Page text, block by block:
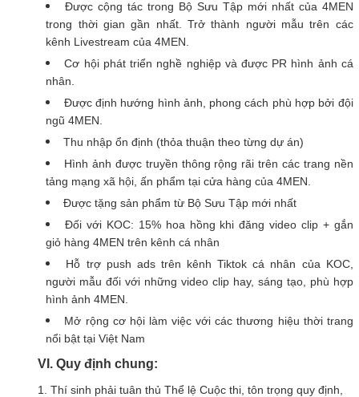
Được cộng tác trong Bộ Sưu Tập mới nhất của 4MEN
trong thời gian gần nhất. Trở thành người mẫu trên các
kênh Livestream của 4MEN.
Cơ hội phát triển nghề nghiệp và được PR hình ảnh cá
nhân.
Được định hướng hình ảnh, phong cách phù hợp bởi đội
ngũ 4MEN.
Thu nhập ổn định (thỏa thuận theo từng dự án)
Hình ảnh được truyền thông rộng rãi trên các trang nền
tảng mạng xã hội, ấn phẩm tại cửa hàng của 4MEN.
Được tặng sản phẩm từ Bộ Sưu Tập mới nhất
Đối với KOC: 15% hoa hồng khi đăng video clip + gắn
giỏ hàng 4MEN trên kênh cá nhân
Hỗ trợ push ads trên kênh Tiktok cá nhân của KOC,
người mẫu đối với những video clip hay, sáng tạo, phù hợp
hình ảnh 4MEN.
Mở rộng cơ hội làm việc với các thương hiệu thời trang
nổi bật tại Việt Nam
VI. Quy định chung:
1. Thí sinh phải tuân thủ Thể lệ Cuộc thi, tôn trọng quy định,